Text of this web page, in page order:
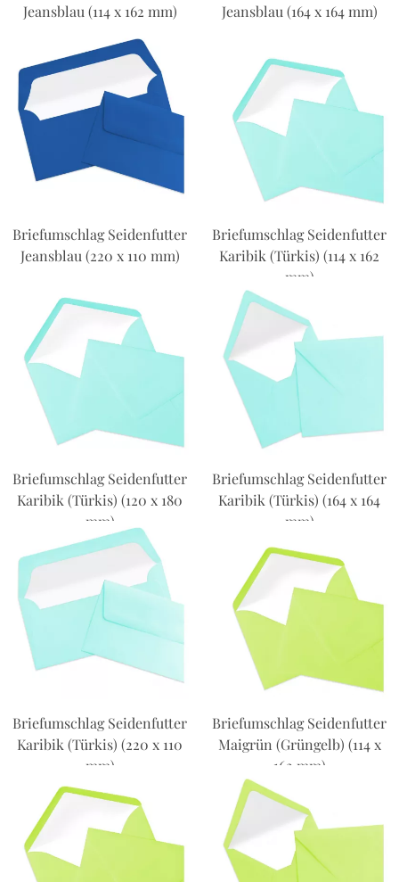
Jeansblau (114 x 162 mm)
Jeansblau (164 x 164 mm)
Briefumschlag Seidenfutter
Jeansblau (220 x 110 mm)
Briefumschlag Seidenfutter
Karibik (Türkis) (114 x 162
mm)
Briefumschlag Seidenfutter
Karibik (Türkis) (120 x 180
mm)
Briefumschlag Seidenfutter
Karibik (Türkis) (164 x 164
mm)
Briefumschlag Seidenfutter
Karibik (Türkis) (220 x 110
mm)
Briefumschlag Seidenfutter
Maigrün (Grüngelb) (114 x
162 mm)